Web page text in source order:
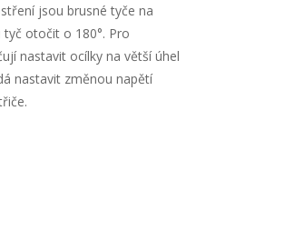
jsou brusné tyče na
otočit o 180°. Pro
nastavit ocílky na větší úhel
nastavit změnou napětí